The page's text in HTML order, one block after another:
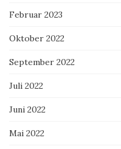
Februar 2023
Oktober 2022
September 2022
Juli 2022
Juni 2022
Mai 2022